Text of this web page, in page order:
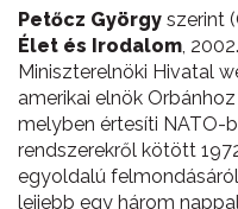
Petőcz György szerint
Élet és Irodalom,
Miniszterelnöki Hivatal
amerikai elnök
melyben értesíti NATO-
rendszerekről kötött
egyoldalú
lejjebb egy három